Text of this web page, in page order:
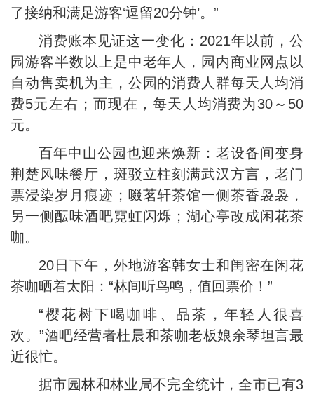
了接纳和满足游客‘逗留20分钟’。”
消费账本见证这一变化：2021年以前，公
园游客半数以上是中老年人，园内商业网点以
自动售卖机为主，公园的消费人群每天人均消
费5元左右；而现在，每天人均消费为30～50
元。
百年中山公园也迎来焕新：老设备间变身
荆楚风味餐厅，斑驳立柱刻满武汉方言，老门
票浸染岁月痕迹；啜茗轩茶馆一侧茶香袅袅，
另一侧酝味酒吧霓虹闪烁；湖心亭改成闲花茶
咖。
20日下午，外地游客韩女士和闺密在闲花
茶咖晒着太阳：“林间听鸟鸣，值回票价！”
“樱花树下喝咖啡、品茶，年轻人很喜
欢。”酒吧经营者杜晨和茶咖老板娘余琴坦言最
近很忙。
据市园林和林业局不完全统计，全市已有3